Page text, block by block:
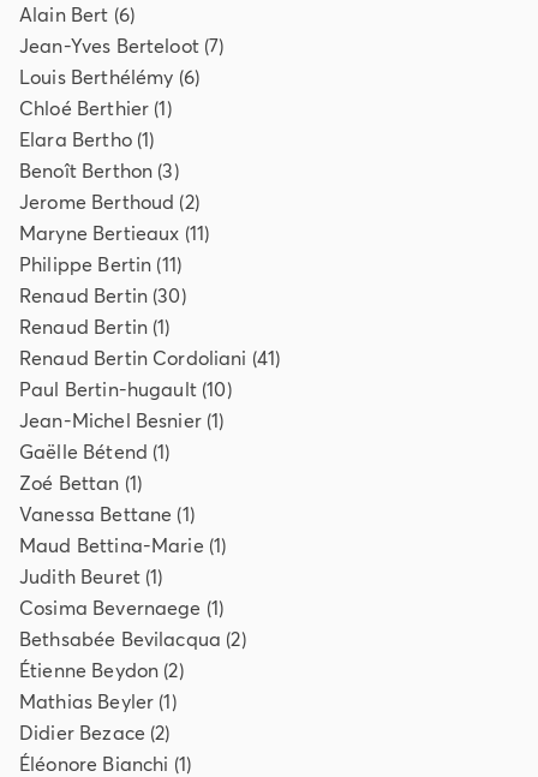
Alain Bert (6)
Jean-Yves Berteloot(7)
Louis Berthélémy (6)
Chloé Berthier (1)
Elara Bertho(1)
Benoît Berthon (3)
Jerome Berthoud (2)
Maryne Bertieaux (11)
Philippe Bertin (11)
Renaud Bertin(30)
Renaud Bertin(1)
Renaud Bertin Cordoliani (41)
Paul Bertin-hugault(10)
Jean-Michel Besnier(1)
Gaëlle Bétend (1)
Zoé Bettan (1)
Vanessa Bettane (1)
Maud Bettina-Marie (1)
Judith Beuret(1)
Cosima Bevernaege (1)
Bethsabée Bevilacqua (2)
Étienne Beydon (2)
Mathias Beyler (1)
Didier Bezace (2)
Éléonore Bianchi (1)